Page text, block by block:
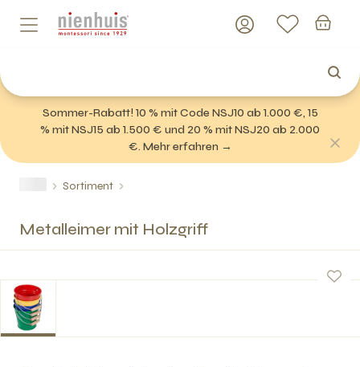
Sommer-Rabatt! 10 % mit Code NSJ10 ab 1.000 €, 15
% mit NSJ15 ab 1.500 € und 20 % mit NSJ20 ab 2.000
€. Mehr erfahren →
Sortiment
Metalleimer mit Holzgriff